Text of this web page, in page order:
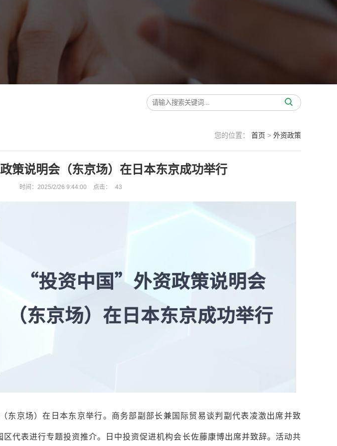
您的位置： 首页 > 外资政策
策说明会（东京场）在日本东京成功举行
时间：2025/2/26 9:44:00 点击： 43
东京场）在日本东京举行。商务部副部长兼国际贸易谈判副代表凌激出席并致
代表进行专题投资推介。日中投资促进机构会长佐藤康博出席并致辞。活动共